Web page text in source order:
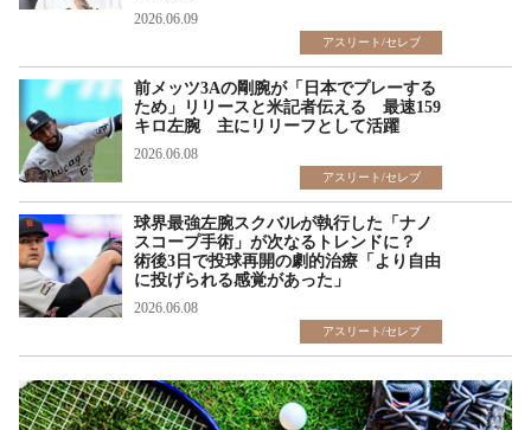
2026.06.09
アスリート/セレブ
前メッツ3Aの剛腕が「日本でプレーする
ため」リリースと米記者伝える 最速159
キロ左腕 主にリリーフとして活躍
2026.06.08
アスリート/セレブ
球界最強左腕スクバルが執行した「ナノ
スコープ手術」が次なるトレンドに？
術後3日で投球再開の劇的治療「より自由
に投げられる感覚があった」
2026.06.08
アスリート/セレブ